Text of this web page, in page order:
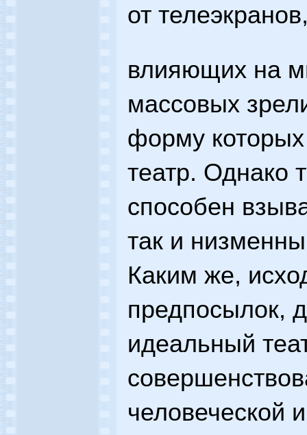
от
влияющих на
массовых
форму которых
театр. Однако
способен
так и
Каким же,
предпосылок,
идеальный
человеческой